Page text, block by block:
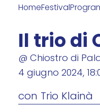
HomeFestival
Il trio di
@ Chiostro di
4 giugno 2024,
con Trio Klainà